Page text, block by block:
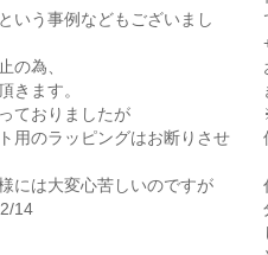
いう事例などもございまし
の為、
きます。
ておりましたが
用のラッピングはお断りさせ
には大変心苦しいのですが
14